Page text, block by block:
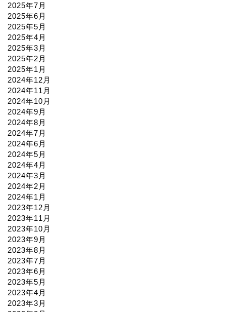
2025年7月
2025年6月
2025年5月
2025年4月
2025年3月
2025年2月
2025年1月
2024年12月
2024年11月
2024年10月
2024年9月
2024年8月
2024年7月
2024年6月
2024年5月
2024年4月
2024年3月
2024年2月
2024年1月
2023年12月
2023年11月
2023年10月
2023年9月
2023年8月
2023年7月
2023年6月
2023年5月
2023年4月
2023年3月